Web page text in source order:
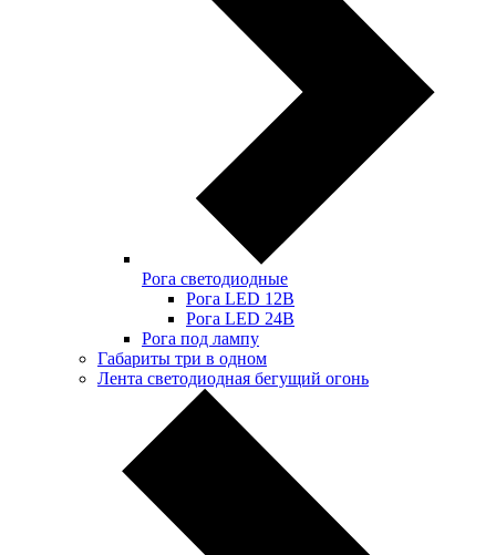
Рога светодиодные
Рога LED 12В
Рога LED 24В
Рога под лампу
Габариты три в одном
Лента светодиодная бегущий огонь